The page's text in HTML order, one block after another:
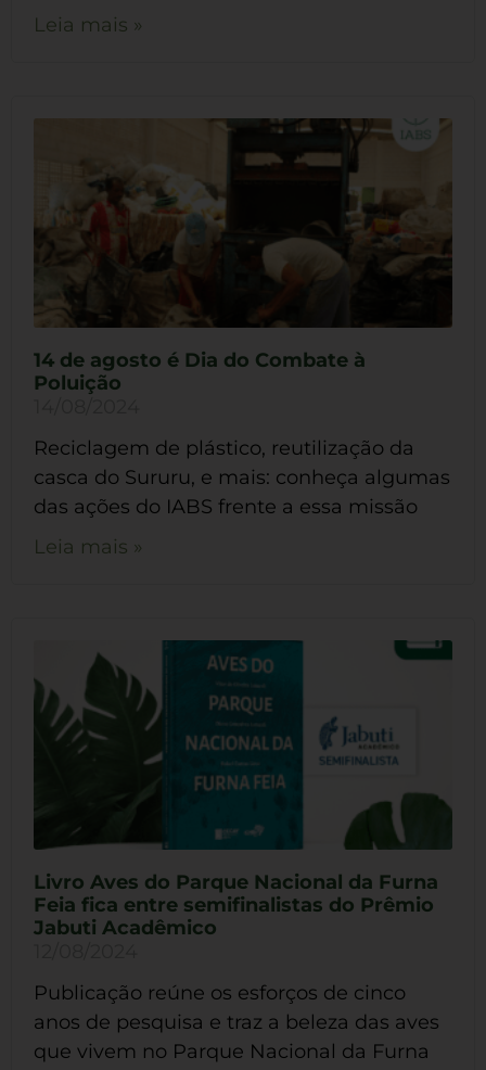
Leia mais »
14 de agosto é Dia do Combate à
Poluição
Reciclagem de plástico, reutilização da
casca do Sururu, e mais: conheça algumas
das ações do IABS frente a essa missão
Leia mais »
Livro Aves do Parque Nacional da Furna
Feia fica entre semifinalistas do Prêmio
Jabuti Acadêmico
Publicação reúne os esforços de cinco
anos de pesquisa e traz a beleza das aves
que vivem no Parque Nacional da Furna